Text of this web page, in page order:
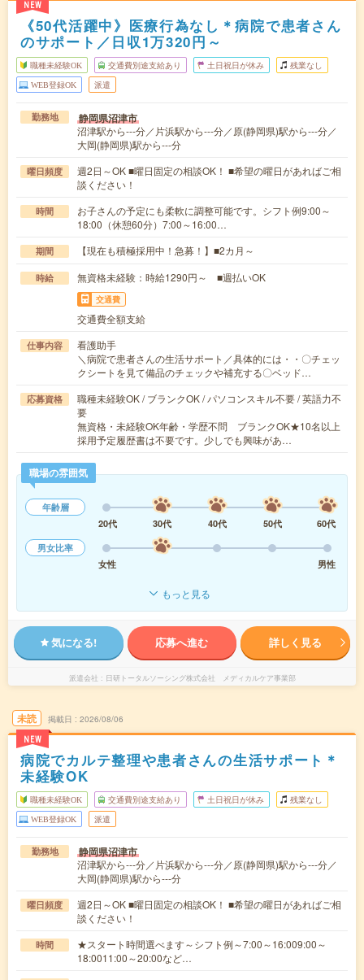
NEW
《50代活躍中》医療行為なし＊病院で患者さん
のサポート／日収1万320円～
職種未経験OK 交通費別途支給あり 土日祝日が休み 残業なし
WEB登録OK 派遣
勤務地 静岡県沼津市
沼津駅から---分／片浜駅から---分／原(静岡県)駅から---分／
大岡(静岡県)駅から---分
曜日頻度
週2日～OK ■曜日固定の相談OK！ ■希望の曜日があればご相
談ください！
時間
お子さんの予定にも柔軟に調整可能です。シフト例9:00～
18:00（休憩60分）7:00～16:00…
期間 【現在も積極採用中！急募！】■2カ月～
時給 無資格未経験：時給1290円～ ■週払いOK
交通費
交通費全額支給
仕事内容
看護助手
＼病院で患者さんの生活サポート／具体的には・・〇チェッ
クシートを見て備品のチェックや補充する〇ベッド…
応募資格
職種未経験OK / ブランクOK / パソコンスキル不要 / 英語力不
要
無資格・未経験OK年齢・学歴不問 ブランクOK★10名以上
採用予定履歴書は不要です。少しでも興味があ…
職場の雰囲気
年齢層
20代
30代 40代 50代
60代
男女比率
女性
男性
もっと見る
気になる! 応募へ進む 詳しく見る
派遣会社 日研トータルソーシング株式会社 メディカルケア事業部
未読
NEW
掲載日 2026/08/06
病院でカルテ整理や患者さんの生活サポート＊
未経験OK
職種未経験OK 交通費別途支給あり 土日祝日が休み 残業なし
WEB登録OK 派遣
勤務地 静岡県沼津市
沼津駅から---分／片浜駅から---分／原(静岡県)駅から---分／
大岡(静岡県)駅から---分
曜日頻度
週2日～OK ■曜日固定の相談OK！ ■希望の曜日があればご相
談ください！
時間
★スタート時間選べます～シフト例～7:00～16:009:00～
18:0011:00～20:00など…